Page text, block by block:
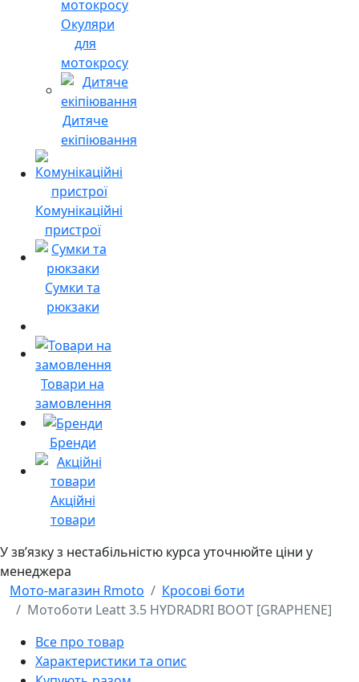
Окуляри
для
мотокросу
Дитяче
екіпіювання
Комунікаційні
пристрої
Сумки та
рюкзаки
Товари на
замовлення
Бренди
Акційні
товари
У звʼязку з нестабільністю курса уточнюйте ціни у
менеджера
Мото-магазин Rmoto
Кросові боти
Мотоботи Leatt 3.5 HYDRADRI BOOT [GRAPHENE]
Все про товар
Характеристики та опис